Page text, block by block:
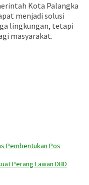
Kota Palangka
menjadi solusi
lingkungan, tetapi
masyarakat.
Pembentukan Pos
Perang Lawan DBD